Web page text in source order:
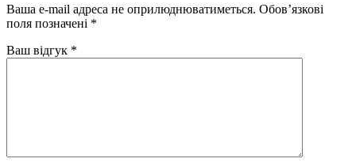
Ваша e-mail адреса не оприлюднюватиметься. Обов’язкові
поля позначені *
Ваш відгук *